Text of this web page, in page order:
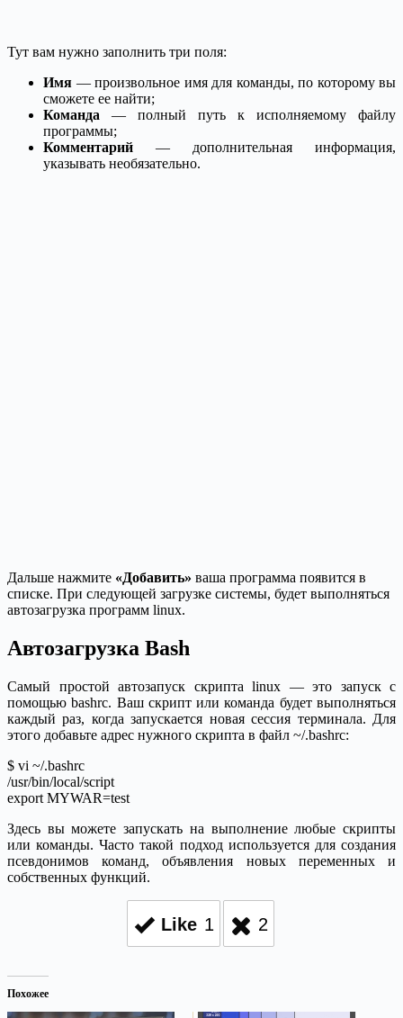
Тут вам нужно заполнить три поля:
Имя — произвольное имя для команды, по которому вы
сможете ее найти;
Команда — полный путь к исполняемому файлу
программы;
Комментарий — дополнительная информация,
указывать необязательно.
Дальше нажмите «Добавить» ваша программа появится в
списке. При следующей загрузке системы, будет выполняться
автозагрузка программ linux.
Автозагрузка Bash
Самый простой автозапуск скрипта linux — это запуск с
помощью bashrc. Ваш скрипт или команда будет выполняться
каждый раз, когда запускается новая сессия терминала. Для
этого добавьте адрес нужного скрипта в файл ~/.bashrc:
$ vi ~/.bashrc
/usr/bin/local/script
export MYWAR=test
Здесь вы можете запускать на выполнение любые скрипты
или команды. Часто такой подход используется для создания
псевдонимов команд, объявления новых переменных и
собственных функций.
Like 1 2
Похожее